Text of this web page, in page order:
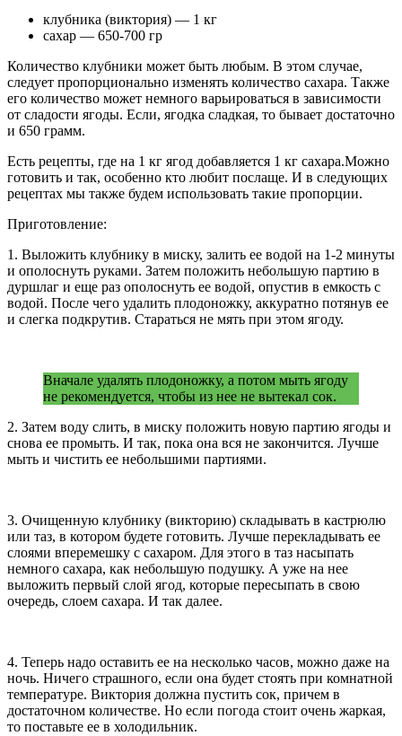
клубника (виктория) — 1 кг
сахар — 650-700 гр
Количество клубники может быть любым. В этом случае,
следует пропорционально изменять количество сахара. Также
его количество может немного варьироваться в зависимости
от сладости ягоды. Если, ягодка сладкая, то бывает достаточно
и 650 грамм.
Есть рецепты, где на 1 кг ягод добавляется 1 кг сахара.Можно
готовить и так, особенно кто любит послаще. И в следующих
рецептах мы также будем использовать такие пропорции.
Приготовление:
1. Выложить клубнику в миску, залить ее водой на 1-2 минуты
и ополоснуть руками. Затем положить небольшую партию в
дуршлаг и еще раз ополоснуть ее водой, опустив в емкость с
водой. После чего удалить плодоножку, аккуратно потянув ее
и слегка подкрутив. Стараться не мять при этом ягоду.
Вначале удалять плодоножку, а потом мыть ягоду
не рекомендуется, чтобы из нее не вытекал сок.
2. Затем воду слить, в миску положить новую партию ягоды и
снова ее промыть. И так, пока она вся не закончится. Лучше
мыть и чистить ее небольшими партиями.
3. Очищенную клубнику (викторию) складывать в кастрюлю
или таз, в котором будете готовить. Лучше перекладывать ее
слоями вперемешку с сахаром. Для этого в таз насыпать
немного сахара, как небольшую подушку. А уже на нее
выложить первый слой ягод, которые пересыпать в свою
очередь, слоем сахара. И так далее.
4. Теперь надо оставить ее на несколько часов, можно даже на
ночь. Ничего страшного, если она будет стоять при комнатной
температуре. Виктория должна пустить сок, причем в
достаточном количестве. Но если погода стоит очень жаркая,
то поставьте ее в холодильник.